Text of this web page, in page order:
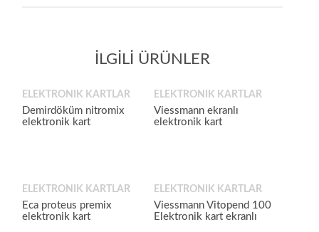
İLGILI ÜRÜNLER
ELEKTRONIK KARTLAR
Demirdöküm nitromix
elektronik kart
ELEKTRONIK KARTLAR
Viessmann ekranlı
elektronik kart
ELEKTRONIK KARTLAR
Eca proteus premix
elektronik kart
ELEKTRONIK KARTLAR
Viessmann Vitopend 100
Elektronik kart ekranlı